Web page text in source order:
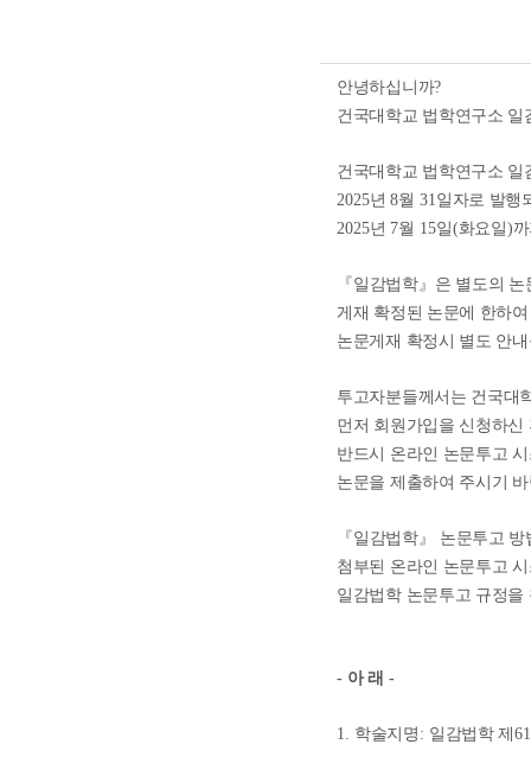
안녕하십니까?
건국대학교 법학연구소
건국대학교 법학연구소
2025년8월 31일자로 발행
2025년 7월 15일(화요일)
『 일감법학』 은 별도의 논
게재 확정된 논문에 한하
논문게재 확정시 별도 안
투고자분들께서는 건국대
먼저 회원가입을 신청하신
반드시 온라인 논문투고
논문을 제출하여 주시기
『 일감법학』 논문투고 방
첨부된 온라인 논문투고
일감법학 논문투고 규정을
- 아 래 -
1. 학술지명 : 일감법학 제61